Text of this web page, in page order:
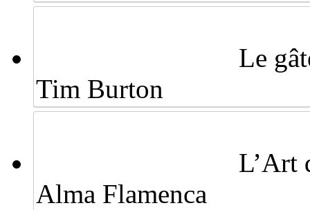
Le
Tim Burton
L’Art
Alma Flamenca